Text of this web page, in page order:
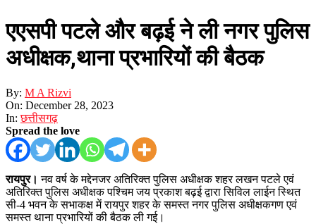
एएसपी पटले और बढ़ई ने ली नगर पुलिस
अधीक्षक,थाना प्रभारियों की बैठक
By: M A Rizvi
On: December 28, 2023
In: छत्तीसगढ़
Spread the love
रायपुर। नव वर्ष के मद्देनजर अतिरिक्त पुलिस अधीक्षक शहर लखन पटले एवं
अतिरिक्त पुलिस अधीक्षक पश्चिम जय प्रकाश बढ़ई द्वारा सिविल लाईन स्थित
सी-4 भवन के सभाकक्ष में रायपुर शहर के समस्त नगर पुलिस अधीक्षकगण एवं
समस्त थाना प्रभारियों की बैठक ली गई।